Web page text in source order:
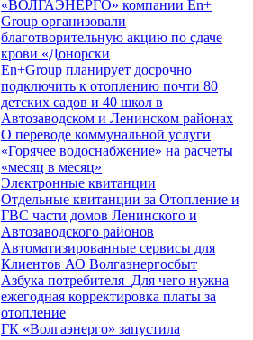
«ВОЛГАЭНЕРГО» компании En+
Group организовали
благотворительную акцию по сдаче
крови «Донорски
En+Group планирует досрочно
подключить к отоплению почти 80
детских садов и 40 школ в
Автозаводском и Ленинском районах
О переводе коммунальной услуги
«Горячее водоснабжение» на расчеты
«месяц в месяц»
Электронные квитанции
Отдельные квитанции за Отопление и
ГВС части домов Ленинского и
Автозаводского районов
Автоматизированные сервисы для
Клиентов АО Волгаэнергосбыт
Азбука потребителя_Для чего нужна
ежегодная корректировка платы за
отопление
ГК «Волгаэнерго» запустила